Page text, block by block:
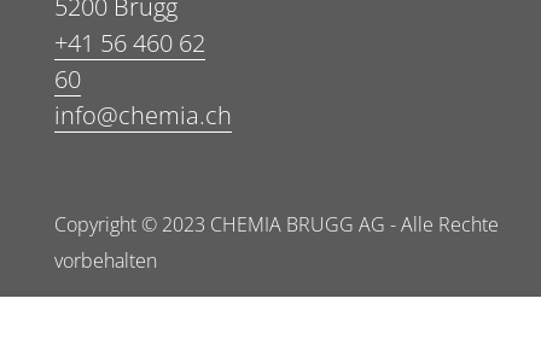
5200 Brugg
+41 56 460 62
60
info@chemia.ch
Copyright © 2023 CHEMIA BRUGG AG - Alle Rechte
vorbehalten